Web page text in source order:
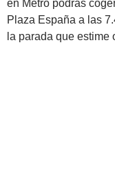
en Metro podrás
Plaza España a las
la parada que estime